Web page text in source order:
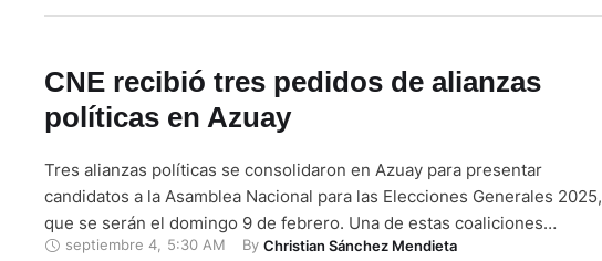
CNE recibió tres pedidos de alianzas
políticas en Azuay
Tres alianzas políticas se consolidaron en Azuay para presentar
candidatos a la Asamblea Nacional para las Elecciones Generales 2025,
que se serán el domingo 9 de febrero. Una de estas coaliciones
políticas es la que firmaron los movimientos Igualdad (Lista 82) y
septiembre 4, 5:30 AM By Christian Sánchez Mendieta